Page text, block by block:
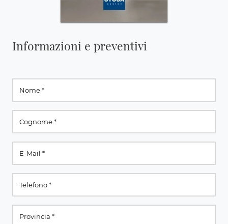
Informazioni e preventivi